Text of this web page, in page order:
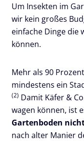
Um Insekten im
wir kein großes
einfache Dinge die
können.
Mehr als 90
mindestens ein
(2) Damit Käfer &
wagen können, ist
Gartenboden
nach alter Manier